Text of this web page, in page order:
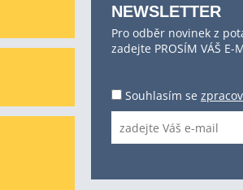
NEWSLETTER
Pro odběr novinek z
zadejte PROSÍM VÁŠ E-
Souhlasím se